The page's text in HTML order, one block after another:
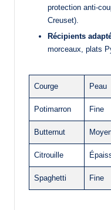
protection anti-
Creuset).
Récipients
morceaux, plats
Courge Peau
Potimarron Fine
Butternut
Citrouille
Spaghetti Fine